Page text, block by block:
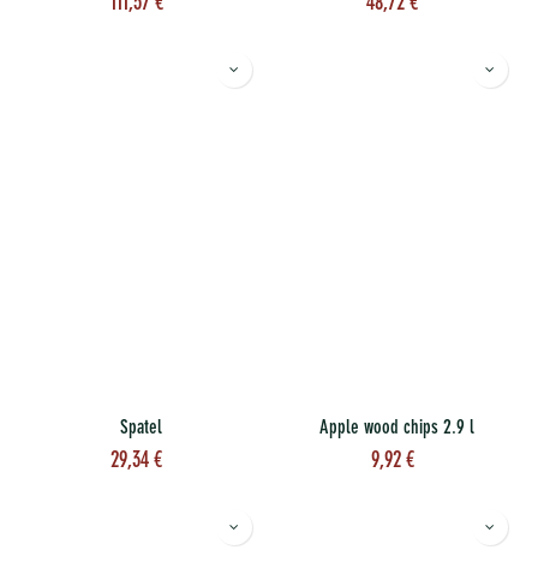
Spatel
29,34 €
Apple wood chips 2.9 l
9,92€